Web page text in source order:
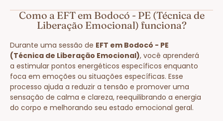
Como a EFT em Bodocó - PE (Técnica de
Liberação Emocional) funciona?
Durante uma sessão de EFT em Bodocó - PE
(Técnica de Liberação Emocional), você aprenderá
a estimular pontos energéticos específicos enquanto
foca em emoções ou situações específicas. Esse
processo ajuda a reduzir a tensão e promover uma
sensação de calma e clareza, reequilibrando a energia
do corpo e melhorando seu estado emocional geral.